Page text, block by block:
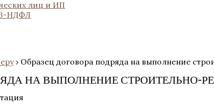
лиц и ИП
3-НДФЛ
› Образец договора подряда на выполнение
НА ВЫПОЛНЕНИЕ СТРОИТЕЛЬНО-